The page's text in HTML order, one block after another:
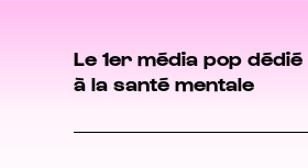
Le 1er média pop dédié
à la santé mentale